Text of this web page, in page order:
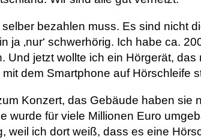
bezahlen muss. Es sind nicht
ja ‚nur‘ schwerhörig. Ich habe ca.
Und jetzt wollte ich ein Hörgerät,
dem Smartphone auf Hörschleife
Konzert, das Gebäude haben
wurde für viele Millionen Euro
weil ich dort weiß, dass es eine